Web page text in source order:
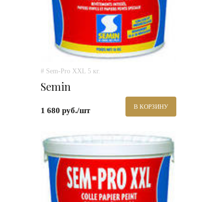
# Sem-Pro XXL 5 кг.
Semin
1 680 руб./шт В КОРЗИНУ